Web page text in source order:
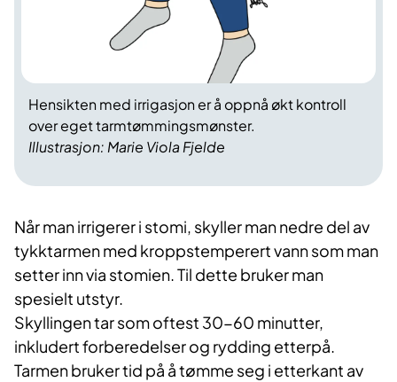
Illustrasjon: Marie Viola Fjelde
Hensikten med irrigasjon er å oppnå økt kontroll
over eget tarmtømmingsmønster.
Når man irrigerer i stomi, skyller man nedre del av
tykktarmen med kroppstemperert vann som man
setter inn via stomien. Til dette bruker man
spesielt utstyr.
Skyllingen tar som oftest 30-60 minutter,
inkludert forberedelser og rydding etterpå.
Tarmen bruker tid på å tømme seg i etterkant av